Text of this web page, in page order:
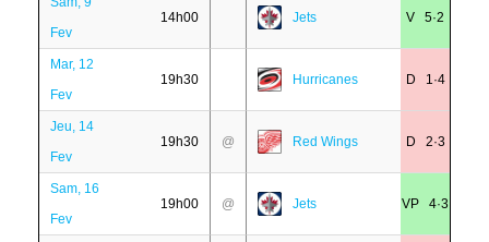
Fev
14h00 Jets V 5·2
Mar, 12
Fev
19h30 Hurricanes D 1·4
Jeu, 14
Fev
19h30 @ Red Wings D 2·3
Sam, 16
Fev
19h00 @ Jets VP 4·3